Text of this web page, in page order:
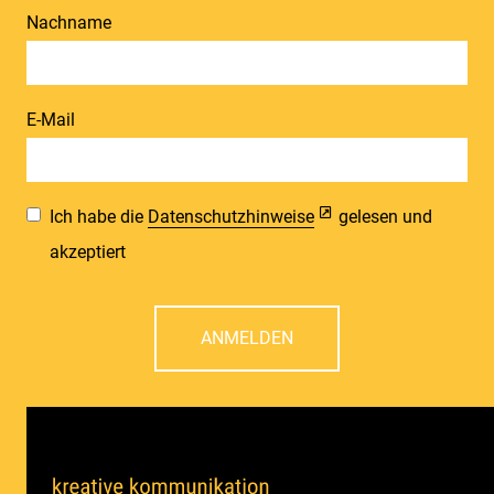
Nachname
E-Mail
Ich habe die Datenschutzhinweise
gelesen und
akzeptiert
ANMELDEN